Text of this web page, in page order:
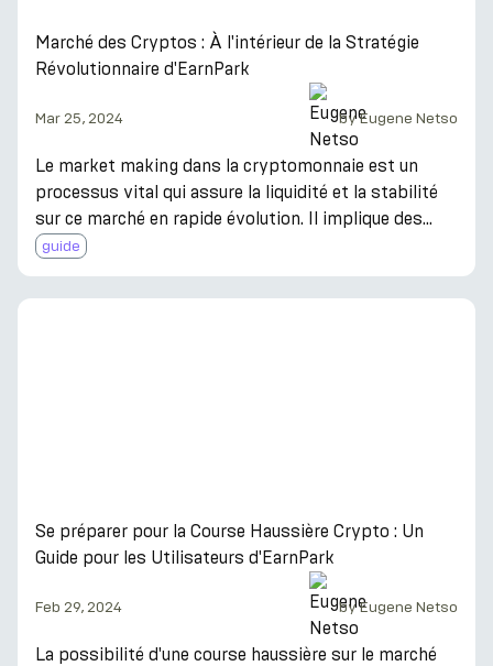
Marché des Cryptos : À l'intérieur de la Stratégie
Révolutionnaire d'EarnPark
Mar 25, 2024 byEugene Netso
Le market making dans la cryptomonnaie est un
processus vital qui assure la liquidité et la stabilité
sur ce marché en rapide évolution. Il implique des
entités, connues sous le nom de teneurs de marché,
qui placent continuellement des ordres d'achat et de
vente, réduisant ainsi l'écart entre les prix d'offre
guide
Se préparer pour la Course Haussière Crypto : Un
Guide pour les Utilisateurs d'EarnPark
Feb 29, 2024 byEugene Netso
La possibilité d'une course haussière sur le marché